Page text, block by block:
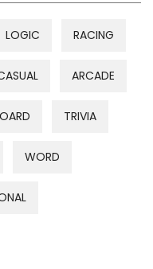
LOGIC RACING
ARCADE
TRIVIA
WORD